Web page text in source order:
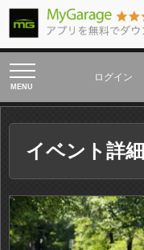
toggle
navigation
ログイン
イベント詳細